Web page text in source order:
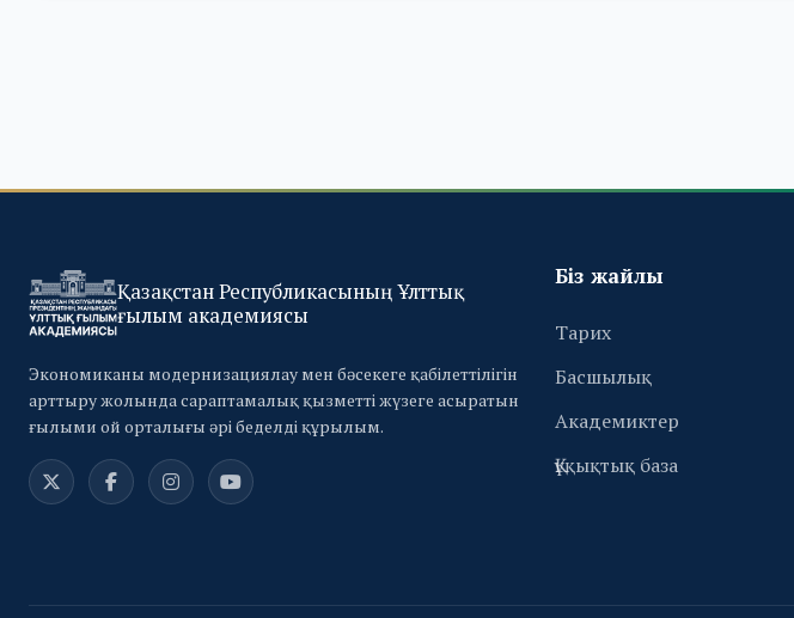
Қазақстан Республикасының Ұлттық
ғылым академиясы
Экономиканы модернизациялау мен бәсекеге қабілеттілігін
арттыру жолында сараптамалық қызметті жүзеге асыратын
ғылыми ой орталығы әрі беделді құрылым.
Біз жайлы
Тарих
Басшылық
Академиктер
Құқықтық база